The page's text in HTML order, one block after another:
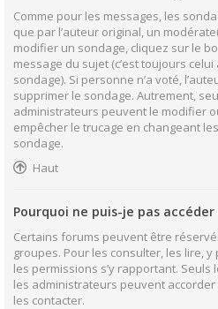
Comme pour les messages, les
que par l’auteur original, un
modifier un sondage, cliquez sur le
message du sujet (c’est toujours
sondage). Si personne n’a voté,
supprimer le sondage. Autrement,
administrateurs peuvent le modifier
empêcher le trucage en changeant
sondage.
Haut
Pourquoi ne puis-je pas
Certains forums peuvent être
groupes. Pour les consulter, les lire,
les permissions s’y rapportant.
les administrateurs peuvent
les contacter.